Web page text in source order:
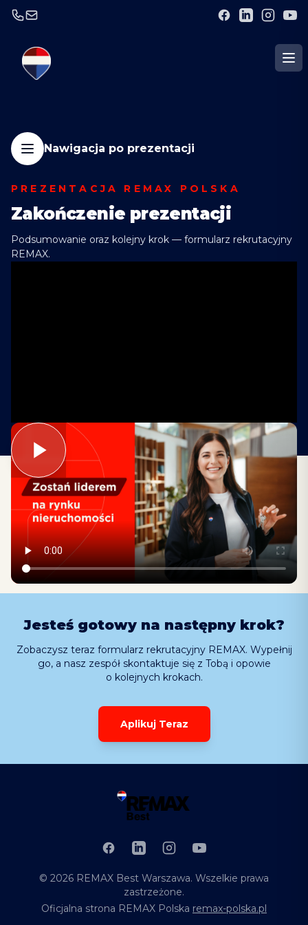
Nawigacja po prezentacji
PREZENTACJA REMAX POLSKA
Zakończenie prezentacji
Podsumowanie oraz kolejny krok — formularz rekrutacyjny
REMAX.
Dziękujemy za obejrzenie prezentacji. Jeśli czujesz,
że REMAX to miejsce dla Ciebie, kliknij przycisk
i wyślij zgłoszenie. Nasz zespół skontaktuje się
z Tobą szybko, aby przedstawić kolejne kroki
rekrutacji.
Jesteś gotowy na następny krok?
Zobaczysz teraz formularz rekrutacyjny REMAX. Wypełnij
go, a nasz zespół skontaktuje się z Tobą i opowie
o kolejnych krokach.
Aplikuj Teraz
FacebookLinkedInInstagramYouTube
© 2026 REMAX Best Warszawa. Wszelkie prawa
zastrzeżone.
Oficjalna strona REMAX Polska remax-polska.pl